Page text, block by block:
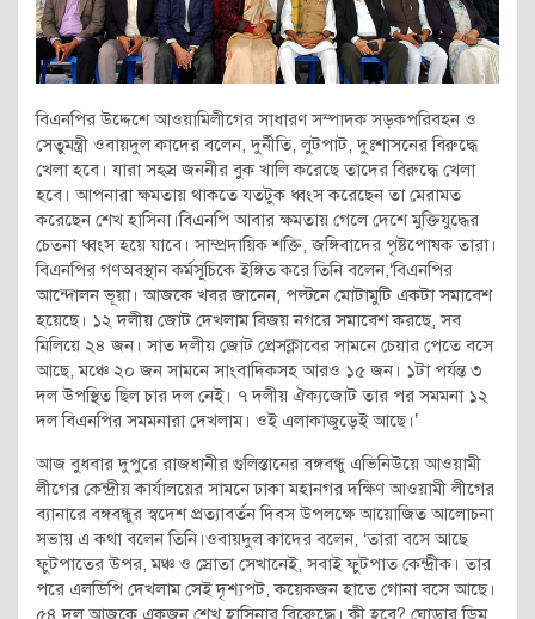
বিএনপির উদ্দেশে আওয়ামিলীগের সাধারণ সম্পাদক সড়কপরিবহন ও
সেতুমন্ত্রী ওবায়দুল কাদের বলেন, দুর্নীতি, লুটপাট, দুঃশাসনের বিরুদ্ধে
খেলা হবে। যারা সহস্র জননীর বুক খালি করেছে তাদের বিরুদ্ধে খেলা
হবে। আপনারা ক্ষমতায় থাকতে যতটুক ধ্বংস করেছেন তা মেরামত
করেছেন শেখ হাসিনা।বিএনপি আবার ক্ষমতায় গেলে দেশে মুক্তিযুদ্ধের
চেতনা ধ্বংস হয়ে যাবে। সাম্প্রদায়িক শক্তি, জঙ্গিবাদের পৃষ্টপোষক তারা।
বিএনপির গণঅবস্থান কর্মসূচিকে ইঙ্গিত করে তিনি বলেন,‘বিএনপির
আন্দোলন ভূয়া। আজকে খবর জানেন, পল্টনে মোটামুটি একটা সমাবেশ
হয়েছে। ১২ দলীয় জোট দেখলাম বিজয় নগরে সমাবেশ করছে, সব
মিলিয়ে ২৪ জন। সাত দলীয় জোট প্রেসক্লাবের সামনে চেয়ার পেতে বসে
আছে, মঞ্চে ২০ জন সামনে সাংবাদিকসহ আরও ১৫ জন। ১টা পর্যন্ত ৩
দল উপস্থিত ছিল চার দল নেই। ৭ দলীয় ঐক্যজোট তার পর সমমনা ১২
দল বিএনপির সমমনারা দেখলাম। ওই এলাকাজুড়েই আছে।’
আজ বুধবার দুপুরে রাজধানীর গুলিস্তানের বঙ্গবন্ধু এভিনিউয়ে আওয়ামী
লীগের কেন্দ্রীয় কার্যালয়ের সামনে ঢাকা মহানগর দক্ষিণ আওয়ামী লীগের
ব্যানারে বঙ্গবন্ধুর স্বদেশ প্রত্যাবর্তন দিবস উপলক্ষে আয়োজিত আলোচনা
সভায় এ কথা বলেন তিনি।ওবায়দুল কাদের বলেন, ‘তারা বসে আছে
ফুটপাতের উপর, মঞ্চ ও স্রোতা সেখানেই, সবাই ফুটপাত কেন্দ্রীক। তার
পরে এলডিপি দেখলাম সেই দৃশ্যপট, কয়েকজন হাতে গোনা বসে আছে।
৫৪ দল আজকে একজন শেখ হাসিনার বিরেুদ্ধে। কী হবে? ঘোড়ার ডিম